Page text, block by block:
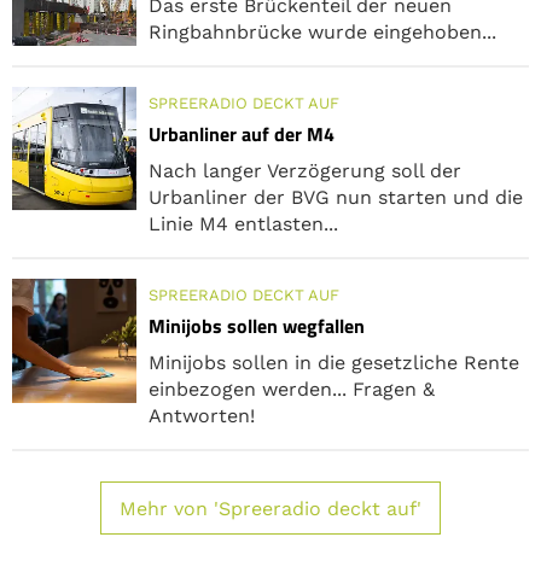
Das erste Brückenteil der neuen
Ringbahnbrücke wurde eingehoben...
SPREERADIO DECKT AUF
Urbanliner auf der M4
Nach langer Verzögerung soll der
Urbanliner der BVG nun starten und die
Linie M4 entlasten...
SPREERADIO DECKT AUF
Minijobs sollen wegfallen
Minijobs sollen in die gesetzliche Rente
einbezogen werden... Fragen &
Antworten!
Mehr von 'Spreeradio deckt auf'